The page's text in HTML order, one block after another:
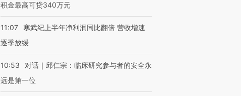
积金最高可贷340万元
11:07
寒武纪上半年净利润同比翻倍 营收增速
逐季放缓
10:53
对话｜邱仁宗：临床研究参与者的安全永
远是第一位